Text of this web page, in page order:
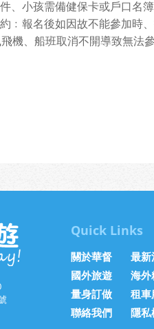
、小孩需備健保卡或戶口名
﹕報名後如因故不能參加時
機、船班取消不開導致無法
Quick Links
關於華督 最新
國外旅遊
海外
量身訂做
租車
聯絡我們
隱私